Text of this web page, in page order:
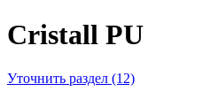
Cristall PU
Уточнить раздел (12)